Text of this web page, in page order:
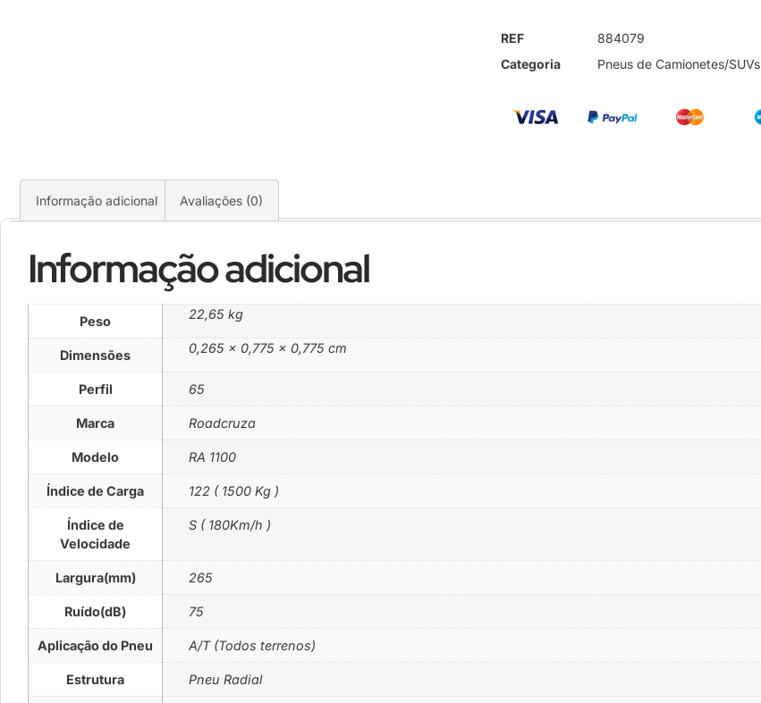
REF
884079
Categoria
Pneus de Camionetes/SUVs
Informação adicional Avaliações (0)
Informação adicional
Peso 22,65 kg
Dimensões 0,265 × 0,775 × 0,775 cm
Perfil 65
Marca Roadcruza
Modelo RA 1100
Índice de Carga 122 ( 1500 Kg )
Índice de
Velocidade
S ( 180Km/h )
Largura(mm) 265
Ruído(dB) 75
Aplicação do Pneu A/T (Todos terrenos)
Estrutura Pneu Radial